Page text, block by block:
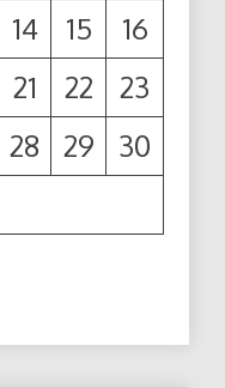
14 15
16
21 22
23
28 29
30